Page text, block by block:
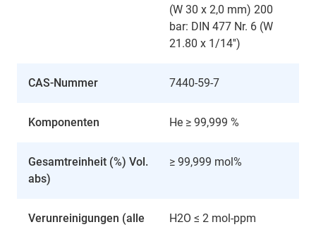
(W 30 x 2,0 mm) 200
bar: DIN 477 Nr. 6 (W
21.80 x 1/14'')
CAS-Nummer 7440-59-7
Komponenten He ≥ 99,999 %
Gesamtreinheit (%) Vol.
abs)
≥ 99,999 mol%
Verunreinigungen (alle
H2O ≤ 2 mol-ppm